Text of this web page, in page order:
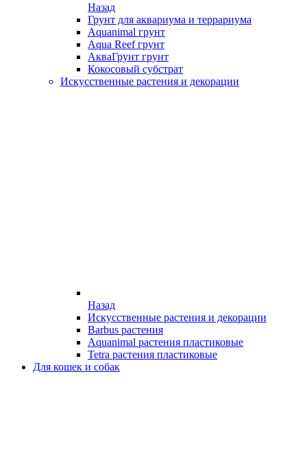
Назад
Грунт для аквариума и террариума
Aquanimal грунт
Aqua Reef грунт
АкваГрунт грунт
Кокосовый субстрат
Искусственные растения и декорации
Назад
Искусственные растения и декорации
Barbus растения
Aquanimal растения пластиковые
Tetra растения пластиковые
Для кошек и собак